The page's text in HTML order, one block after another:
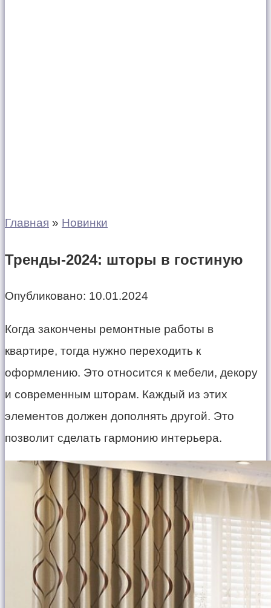
Главная » Новинки
Тренды-2024: шторы в гостиную
Опубликовано: 10.01.2024
Когда закончены ремонтные работы в
квартире, тогда нужно переходить к
оформлению. Это относится к мебели, декору
и современным шторам. Каждый из этих
элементов должен дополнять другой. Это
позволит сделать гармонию интерьера.